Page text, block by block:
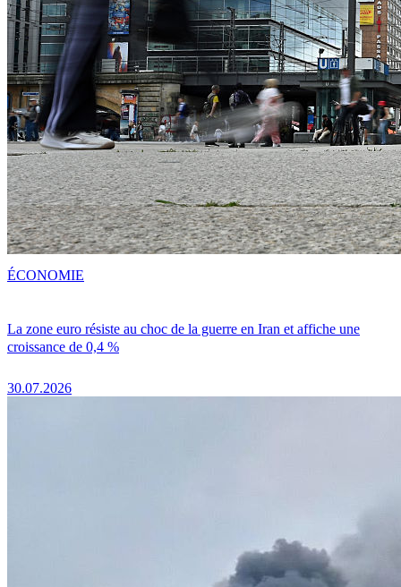
La zone euro résiste au choc de la guerre en Iran et affiche une
croissance de 0,4 %
30.07.2026
ÉCONOMIE